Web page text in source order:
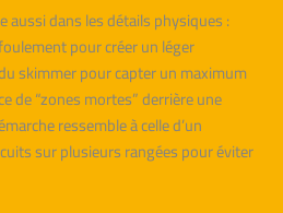
aussi dans les détails physiques :
pour créer un léger
skimmer pour capter un maximum
de “zones mortes” derrière une
ressemble à celle d’un
sur plusieurs rangées pour éviter